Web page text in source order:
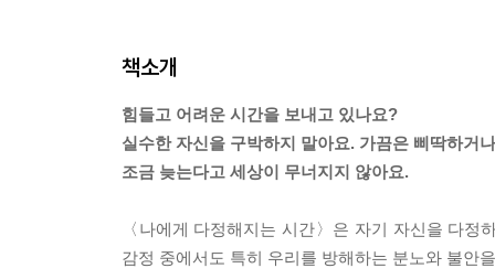
책소개
힘들고 어려운 시간을 보내고 있나요?
실수한 자신을 구박하지 말아요. 가끔은 삐딱하거
조금 늦는다고 세상이 무너지지 않아요.
〈나에게 다정해지는 시간〉은 자기 자신을 다
감정 중에서도 특히 우리를 방해하는 분노와 불안